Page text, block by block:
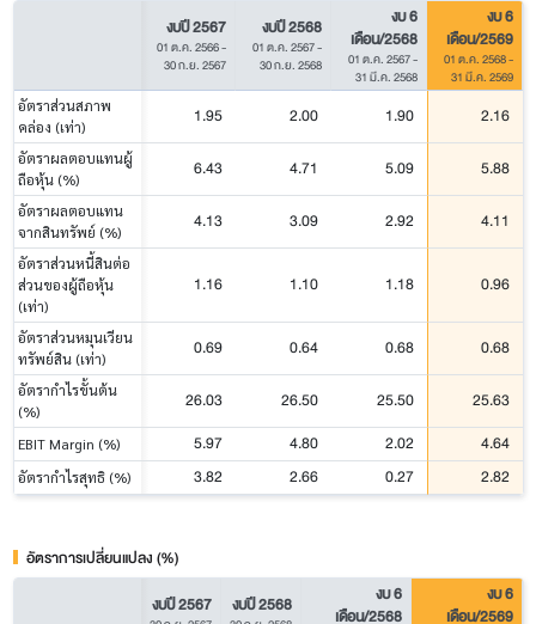
งบปี 2567
01 ต.ค. 2566-
30 ก.ย. 2567
งบปี 2568
01 ต.ค. 2567-
30 ก.ย. 2568
งบ 6
เดือน/2568
01 ต.ค. 2567-
31 มี.ค. 2568
งบ 6
เดือน/2569
01 ต.ค. 2568-
31 มี.ค. 2569
อัตราส่วนสภาพ
คล่อง (เท่า)
1.95 2.00 1.90 2.16
อัตราผลตอบแทนผู้
ถือหุ้น (%)
6.43 4.71 5.09 5.88
อัตราผลตอบแทน
จากสินทรัพย์ (%)
4.13 3.09 2.92 4.11
อัตราส่วนหนี้สินต่อ
ส่วนของผู้ถือหุ้น
(เท่า)
1.16 1.10 1.18 0.96
อัตราส่วนหมุนเวียน
ทรัพย์สิน (เท่า)
0.69 0.64 0.68 0.68
อัตรากำไรขั้นต้น
(%)
26.03 26.50 25.50 25.63
EBIT Margin (%) 5.97 4.80 2.02 4.64
อัตรากำไรสุทธิ (%) 3.82 2.66 0.27 2.82
อัตราการเปลี่ยนแปลง (%)
งบปี 2567
งบปี 2568
งบ 6
เดือน/2568
งบ 6
เดือน/2569